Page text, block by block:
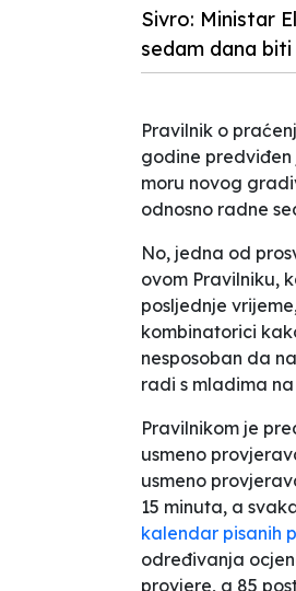
Sivro: Ministar
sedam dana
Pravilnik o
godine
moru novog
odnosno radne
No, jedna od
ovom Pravilniku,
posljednje
kombinatorici
nesposoban da
radi s mladima
Pravilnikom je
usmeno
usmeno
15 minuta, a
kalendar pisanih
određivanja
provjere, a 85